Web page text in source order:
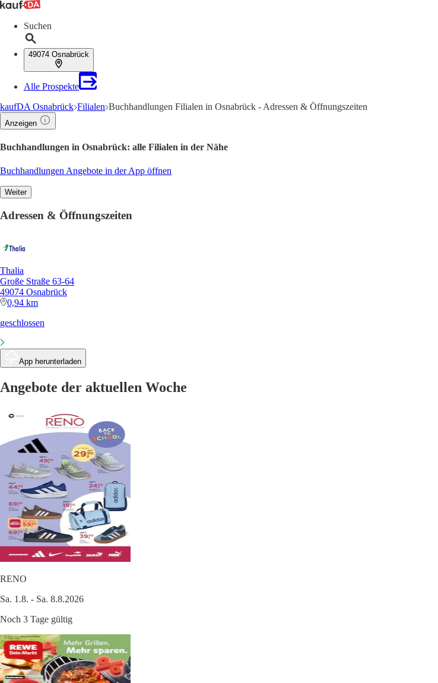
Suchen
49074 Osnabrück
Alle Prospekte
kaufDA Osnabrück Filialen Buchhandlungen Filialen in Osnabrück - Adressen & Öffnungszeiten
Anzeigen
Buchhandlungen in Osnabrück: alle Filialen in der Nähe
Buchhandlungen Angebote in der App öffnen
Weiter
Adressen & Öffnungszeiten
Thalia
Große Straße 63-64
49074 Osnabrück
0,94 km
geschlossen
App herunterladen
Angebote der aktuellen Woche
RENO
Sa. 1.8. - Sa. 8.8.2026
Noch 3 Tage gültig